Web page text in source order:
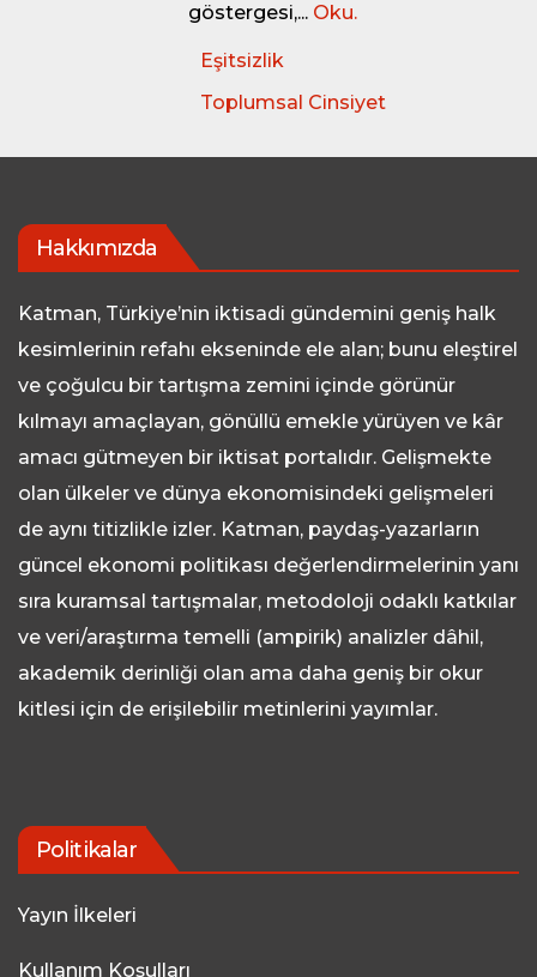
göstergesi,... Oku.
Eşitsizlik
Toplumsal Cinsiyet
Hakkımızda
Katman, Türkiye’nin iktisadi gündemini geniş halk
kesimlerinin refahı ekseninde ele alan; bunu eleştirel
ve çoğulcu bir tartışma zemini içinde görünür
kılmayı amaçlayan, gönüllü emekle yürüyen ve kâr
amacı gütmeyen bir iktisat portalıdır. Gelişmekte
olan ülkeler ve dünya ekonomisindeki gelişmeleri
de aynı titizlikle izler. Katman, paydaş-yazarların
güncel ekonomi politikası değerlendirmelerinin yanı
sıra kuramsal tartışmalar, metodoloji odaklı katkılar
ve veri/araştırma temelli (ampirik) analizler dâhil,
akademik derinliği olan ama daha geniş bir okur
kitlesi için de erişilebilir metinlerini yayımlar.
Politikalar
Yayın İlkeleri
Kullanım Koşulları